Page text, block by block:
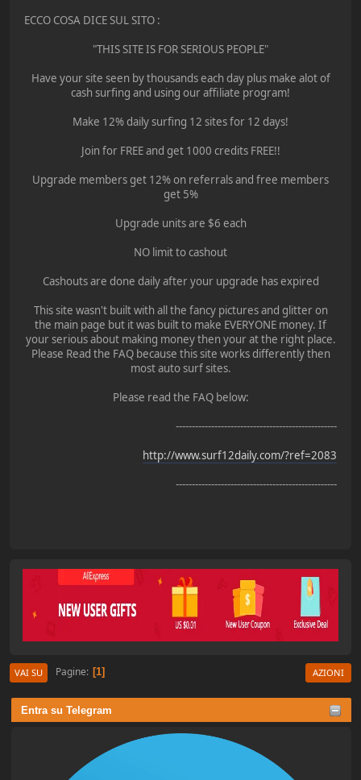
Entra su Telegram
ECCO COSA DICE SUL SITO :
"THIS SITE IS FOR SERIOUS PEOPLE"
Have your site seen by thousands each day plus make alot of
cash surfing and using our affiliate program!
Make 12% daily surfing 12 sites for 12 days!
Join for FREE and get 1000 credits FREE!!
Upgrade members get 12% on referrals and free members
get 5%
Upgrade units are $6 each
NO limit to cashout
Cashouts are done daily after your upgrade has expired
This site wasn't built with all the fancy pictures and glitter on
the main page but it was built to make EVERYONE money. If
your serious about making money then your at the right place.
Please Read the FAQ because this site works differently then
most auto surf sites.
Please read the FAQ below:
--------------------------------------------------
http://www.surf12daily.com/?ref=2083
--------------------------------------------------
VAI SU Pagine 1 AZIONI